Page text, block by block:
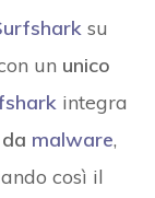
su
un unico
integra
malware,
così il